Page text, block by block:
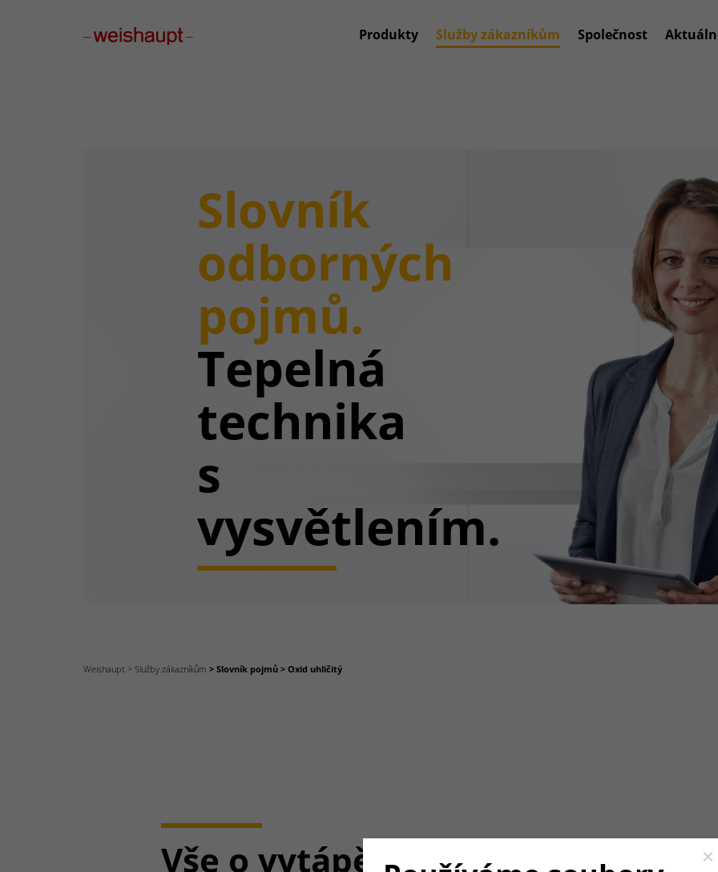
Produkty Služby zákazníkům Společnost
Slovník
odborných
pojmů.
Tepelná
technika
s
vysvětlením.
Weishaupt Služby zákazníkům Slovník pojmů Oxid uhličitý
Vše o vytápění.